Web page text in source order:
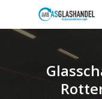
Hit enter to